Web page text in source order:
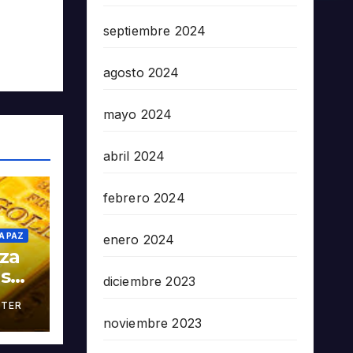
PAZ
septiembre 2024
agosto 2024
mayo 2024
abril 2024
febrero 2024
enero 2024
diciembre 2023
noviembre 2023